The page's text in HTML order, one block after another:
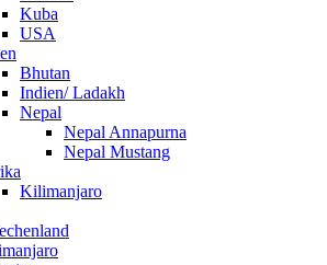
Kuba
USA
Bhutan
Indien/ Ladakh
Nepal
Nepal Annapurna
Nepal Mustang
Kilimanjaro